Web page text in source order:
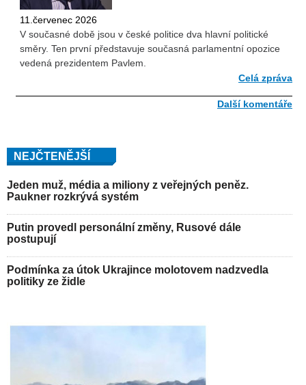
11.červenec 2026
V současné době jsou v české politice dva hlavní politické
směry. Ten první představuje současná parlamentní opozice
vedená prezidentem Pavlem.
Celá zpráva
Další komentáře
NEJČTENĚJŠÍ
Jeden muž, média a miliony z veřejných peněz.
Paukner rozkrývá systém
Putin provedl personální změny, Rusové dále
postupují
Podmínka za útok Ukrajince molotovem nadzvedla
politiky ze židle